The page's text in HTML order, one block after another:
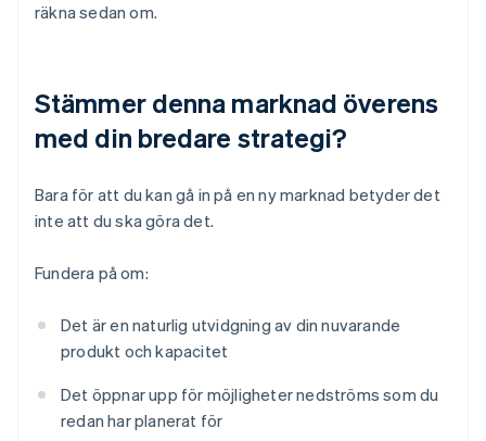
räkna sedan om.
Stämmer denna marknad överens
med din bredare strategi?
Bara för att du kan gå in på en ny marknad betyder det
inte att du ska göra det.
Fundera på om:
Det är en naturlig utvidgning av din nuvarande
produkt och kapacitet
Det öppnar upp för möjligheter nedströms som du
redan har planerat för